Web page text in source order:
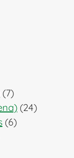
77
productos
2424
66